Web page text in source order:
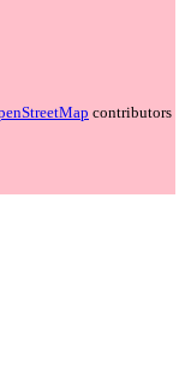
contributors